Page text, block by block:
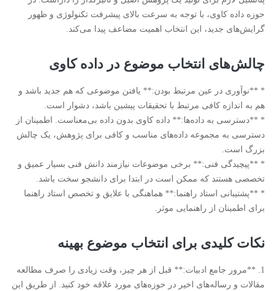
حوزه داده کاوی، با توجه به سرعت بالای پیشرفت تکنولوژی و ظهور
گرایش‌های جدید، این انتخاب اهمیت مضاعف پیدا می‌کند.
چالش‌های انتخاب موضوع در داده کاوی
* **نوآوری در عین مرتبط بودن:** یافتن موضوعی که هم جدید باشد و
هم به اندازه کافی مرتبط با تحقیقات پیشین باشد، دشوار است.
* **دسترسی به داده‌ها:** داده کاوی بدون داده بی‌معناست. اطمینان از
دسترسی به مجموعه داده‌های مناسب و کافی برای پژوهش، یک چالش
بزرگ است.
* **پیچیدگی فنی:** برخی موضوعات نیازمند دانش فنی بسیار عمیق و
تخصصی هستند که ممکن است در ابتدا برای دانشجو سخت باشد.
* **پشتیبانی استاد راهنما:** هماهنگی با علایق و تخصص استاد راهنما
برای اطمینان از راهنمایی موثر.
نکات کلیدی برای انتخاب موضوع بهینه
1. **مرور جامع ادبیات:** قبل از هر چیز، وقت زیادی را صرف مطالعه
مقالات و رساله‌های اخیر در حوزه‌های مورد علاقه خود کنید. از طریق این